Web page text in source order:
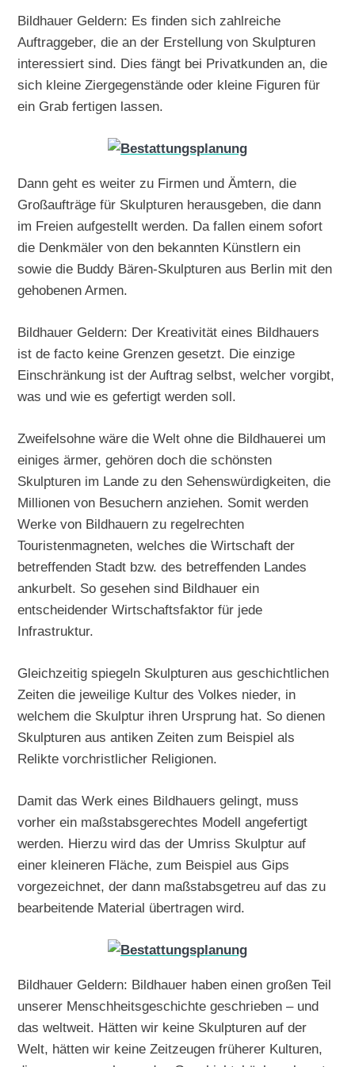
Bildhauer Geldern: Es finden sich zahlreiche
Auftraggeber, die an der Erstellung von Skulpturen
interessiert sind. Dies fängt bei Privatkunden an, die
sich kleine Ziergegenstände oder kleine Figuren für
ein Grab fertigen lassen.
Dann geht es weiter zu Firmen und Ämtern, die
Großaufträge für Skulpturen herausgeben, die dann
im Freien aufgestellt werden. Da fallen einem sofort
die Denkmäler von den bekannten Künstlern ein
sowie die Buddy Bären-Skulpturen aus Berlin mit den
gehobenen Armen.
Bildhauer Geldern: Der Kreativität eines Bildhauers
ist de facto keine Grenzen gesetzt. Die einzige
Einschränkung ist der Auftrag selbst, welcher vorgibt,
was und wie es gefertigt werden soll.
Zweifelsohne wäre die Welt ohne die Bildhauerei um
einiges ärmer, gehören doch die schönsten
Skulpturen im Lande zu den Sehenswürdigkeiten, die
Millionen von Besuchern anziehen. Somit werden
Werke von Bildhauern zu regelrechten
Touristenmagneten, welches die Wirtschaft der
betreffenden Stadt bzw. des betreffenden Landes
ankurbelt. So gesehen sind Bildhauer ein
entscheidender Wirtschaftsfaktor für jede
Infrastruktur.
Gleichzeitig spiegeln Skulpturen aus geschichtlichen
Zeiten die jeweilige Kultur des Volkes nieder, in
welchem die Skulptur ihren Ursprung hat. So dienen
Skulpturen aus antiken Zeiten zum Beispiel als
Relikte vorchristlicher Religionen.
Damit das Werk eines Bildhauers gelingt, muss
vorher ein maßstabsgerechtes Modell angefertigt
werden. Hierzu wird das der Umriss Skulptur auf
einer kleineren Fläche, zum Beispiel aus Gips
vorgezeichnet, der dann maßstabsgetreu auf das zu
bearbeitende Material übertragen wird.
Bildhauer Geldern: Bildhauer haben einen großen Teil
unserer Menschheitsgeschichte geschrieben – und
das weltweit. Hätten wir keine Skulpturen auf der
Welt, hätten wir keine Zeitzeugen früherer Kulturen,